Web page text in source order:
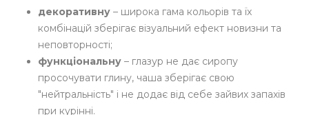
декоративну – широка гама кольорів та їх
комбінацій зберігає візуальний ефект новизни та
неповторності;
функціональну – глазур не дає сиропу
просочувати глину, чаша зберігає свою
"нейтральність" і не додає від себе зайвих запахів
при курінні.